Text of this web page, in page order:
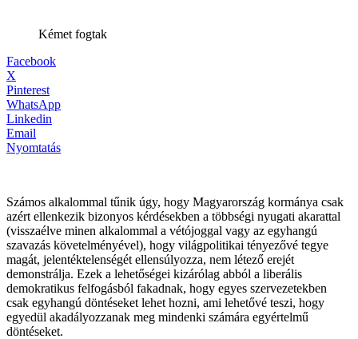
Kémet fogtak
Facebook
X
Pinterest
WhatsApp
Linkedin
Email
Nyomtatás
Számos alkalommal tűnik úgy, hogy Magyarország kormánya csak
azért ellenkezik bizonyos kérdésekben a többségi nyugati akarattal
(visszaélve minen alkalommal a vétójoggal vagy az egyhangú
szavazás követelményével), hogy világpolitikai tényezővé tegye
magát, jelentéktelenségét ellensúlyozza, nem létező erejét
demonstrálja. Ezek a lehetőségei kizárólag abból a liberális
demokratikus felfogásból fakadnak, hogy egyes szervezetekben
csak egyhangú döntéseket lehet hozni, ami lehetővé teszi, hogy
egyedül akadályozzanak meg mindenki számára egyértelmű
döntéseket.